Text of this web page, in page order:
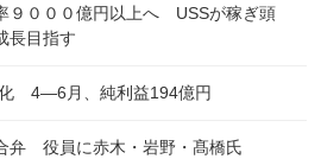
９０００億円以上へ USSが稼ぎ頭
長目指す
化 4―6月、純利益194億円
弁 役員に赤木・岩野・髙橋氏